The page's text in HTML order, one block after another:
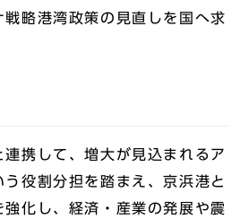
戦略港湾政策の見直しを国へ求
携して、増大が見込まれるア
役割分担を踏まえ、京浜港と
強化し、経済・産業の発展や震